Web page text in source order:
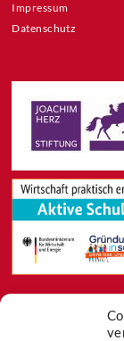
Impressum
Datenschutz